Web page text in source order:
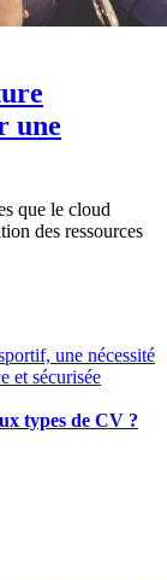
une
que le cloud
des ressources
une nécessité
et sécurisée
types de CV ?